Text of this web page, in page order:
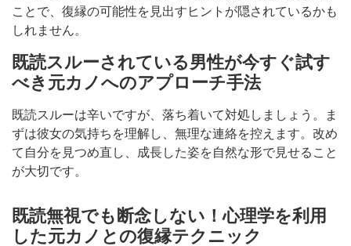
ことで、復縁の可能性を見出すヒントが隠されているかも
しれません。
既読スルーされている男性が今すぐ試す
べき元カノへのアプローチ手法
既読スルーは辛いですが、落ち着いて対処しましょう。ま
ずは彼女の気持ちを理解し、無理な連絡を控えます。改め
て自分を見つめ直し、成長した姿を自然な形で見せること
が大切です。
既読無視でも断念しない！心理学を利用
した元カノとの復縁テクニック